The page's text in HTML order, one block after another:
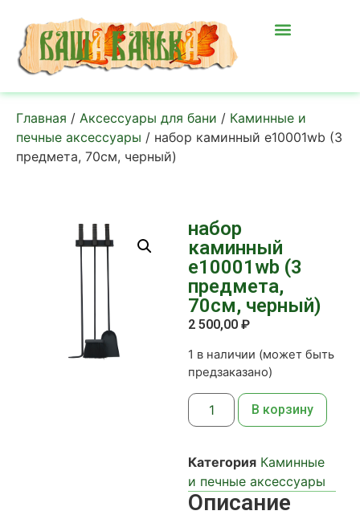
Главная / Аксессуары для бани / Каминные и
печные аксессуары / набор каминный e10001wb (3
предмета, 70см, черный)
набор
каминный
e10001wb (3
предмета,
70см, черный)
2 500,00 ₽
1 в наличии (может быть
предзаказано)
В корзину
Категория Каминные
и печные аксессуары
Описание